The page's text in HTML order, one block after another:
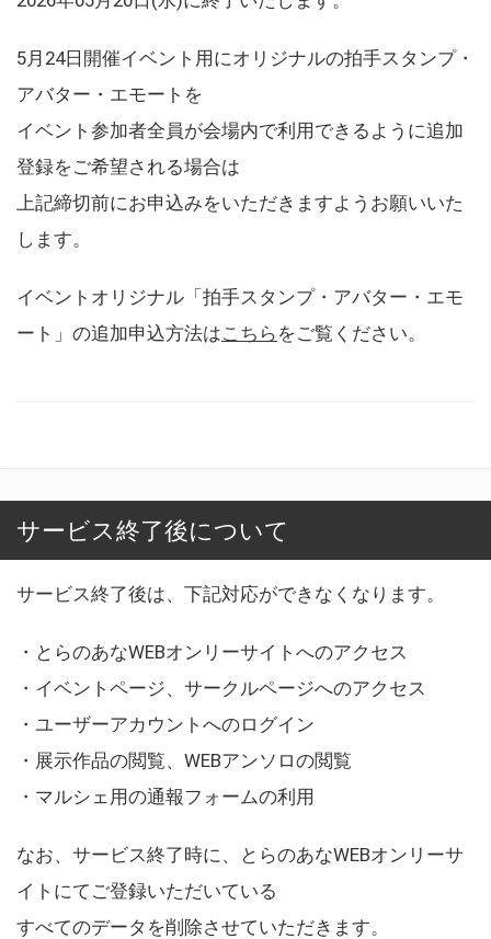
5月24日開催イベント用にオリジナルの拍手スタンプ・
アバター・エモートを
イベント参加者全員が会場内で利用できるように追加
登録をご希望される場合は
上記締切前にお申込みをいただきますようお願いいた
します。
イベントオリジナル「拍手スタンプ・アバター・エモ
ート」の追加申込方法はこちら をご覧ください。
サービス終了後について
サービス終了後は、下記対応ができなくなります。
・とらのあなWEBオンリーサイトへのアクセス
・イベントページ、サークルページへのアクセス
・ユーザーアカウントへのログイン
・展示作品の閲覧、WEBアンソロの閲覧
・マルシェ用の通報フォームの利用
なお、サービス終了時に、とらのあなWEBオンリーサ
イトにてご登録いただいている
すべてのデータを削除させていただきます。